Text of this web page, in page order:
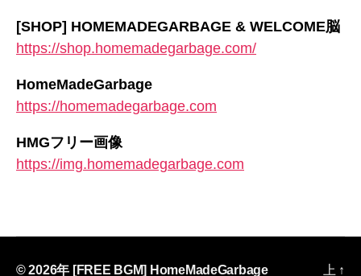
[SHOP] HOMEMADEGARBAGE & WELCOME脳
https://shop.homemadegarbage.com/
HomeMadeGarbage
https://homemadegarbage.com
HMGフリー画像
https://img.homemadegarbage.com
© 2026年 [FREE BGM] HomeMadeGarbage 上 ↑